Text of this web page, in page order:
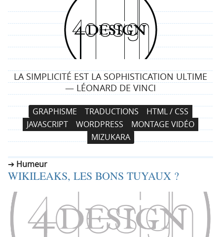
4
d
e
s
i
g
LA SIMPLICITÉ EST LA SOPHISTICATION ULTIME
— LÉONARD DE VINCI
a
o
p
a
u
o
GRAPHISME TRADUCTIONS
HTML / CSS
JAVASCRIPT
WORDPRESS
MONTAGE VIDÉO
MIZUKARA
Humeur
WIKILEAKS, LES BONS TUYAUX ?